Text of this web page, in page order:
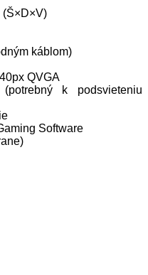
(Š×D×V)
káblom)
QVGA
k podsvieteniu
Software